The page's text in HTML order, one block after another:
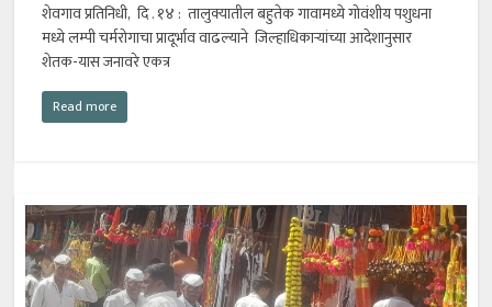
शेवगाव प्रतिनिधी, दि . १४ : तालुक्यातील बहुतेक गावामध्ये गोवंशीय पशुधना
मध्ये लम्पी चर्मरोगाचा प्रादूर्भाव वाढल्याने जिल्हाधिकाऱ्यांच्या आदेशानुसार
शेतक-यास जनावरे एकत्र
Read more